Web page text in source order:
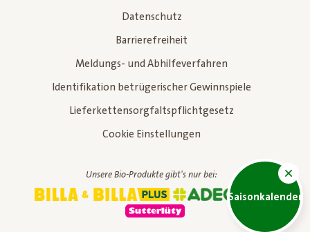
Saisonkalender
Datenschutz
Barrierefreiheit
Meldungs- und Abhilfeverfahren
Identifikation betrügerischer Gewinnspiele
Lieferkettensorgfaltspflichtgesetz
Cookie Einstellungen
Unsere Bio-Produkte gibt's nur bei: